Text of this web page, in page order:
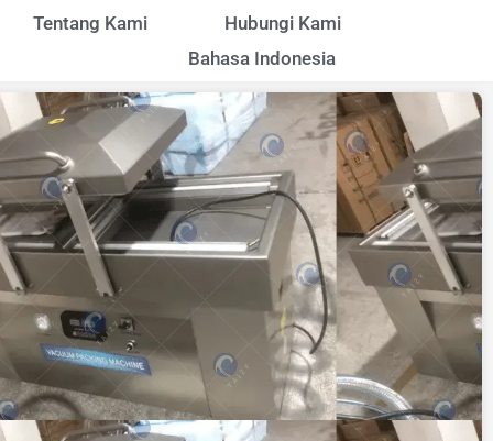
Tentang Kami
Hubungi Kami
Bahasa Indonesia